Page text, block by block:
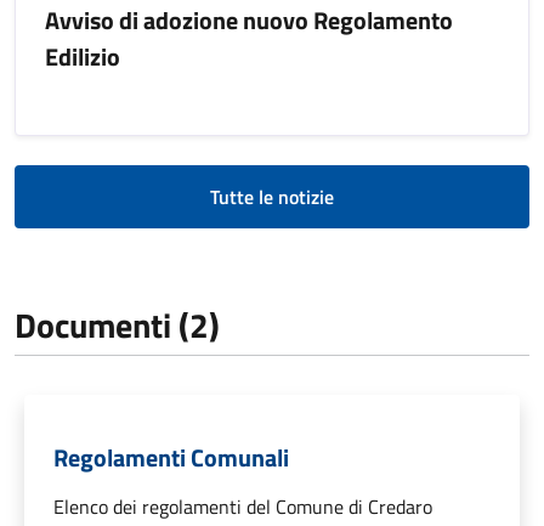
Avviso di adozione nuovo Regolamento
Edilizio
Tutte le notizie
Documenti (2)
Regolamenti Comunali
Elenco dei regolamenti del Comune di Credaro